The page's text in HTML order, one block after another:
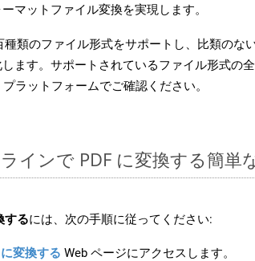
マットファイル変換を実現します。
類のファイル形式をサポートし、比類のな
ます。サポートされているファイル形式の全
プラットフォームでご確認ください。
インで PDF に変換する簡単
するには、次の手順に従ってください:
変換する Web ページにアクセスします。